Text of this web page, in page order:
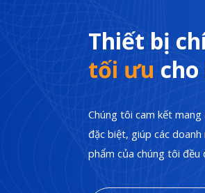
Thiết bị
tối ưu cho
Chúng tôi cam kết
đặc biệt, giúp các
phẩm của chúng tôi